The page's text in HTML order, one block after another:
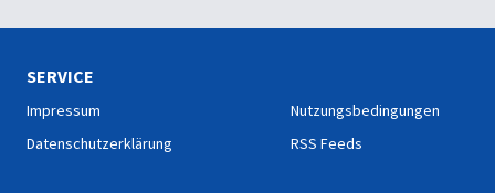
schreiben kann.
SERVICE
Impressum
Datenschutzerklärung
Nutzungsbedingungen
RSS Feeds